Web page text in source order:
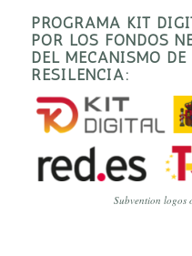
PROGRAMA KIT
POR LOS FONDOS
DEL MECANISMO
RESILENCIA:
Subvention logos